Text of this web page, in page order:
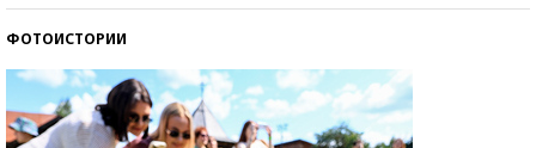
ФОТОИСТОРИИ